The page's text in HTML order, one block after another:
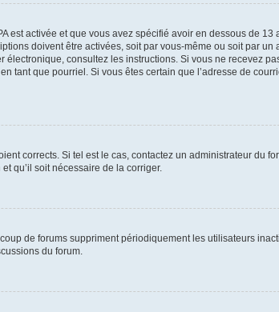
activée et que vous avez spécifié avoir en dessous de 13
doivent être activées, soit par vous-même ou soit par un
consultez les instructions. Si vous ne recevez
tant que pourriel. Si vous êtes certain que l’adresse de
corrects. Si tel est le cas, contactez un administrateur du
qu’il soit nécessaire de la corriger.
de forums suppriment périodiquement les utilisateurs
du forum.